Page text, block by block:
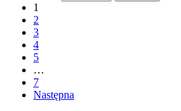
1
2
3
4
5
…
7
Następna